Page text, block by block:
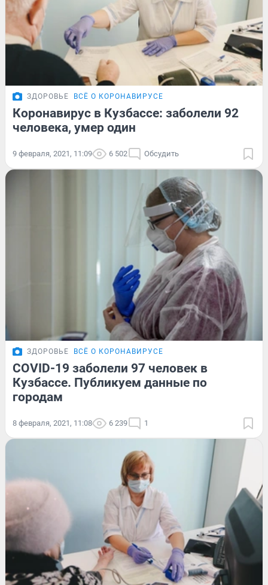
ЗДОРОВЬЕ ВСЁ О КОРОНАВИРУСЕ
Коронавирус в Кузбассе: заболели 92
человека, умер один
9 февраля, 2021, 11:09 6 502 Обсудить
ЗДОРОВЬЕ ВСЁ О КОРОНАВИРУСЕ
COVID-19 заболели 97 человек в
Кузбассе. Публикуем данные по
городам
8 февраля, 2021, 11:08 6 239 1